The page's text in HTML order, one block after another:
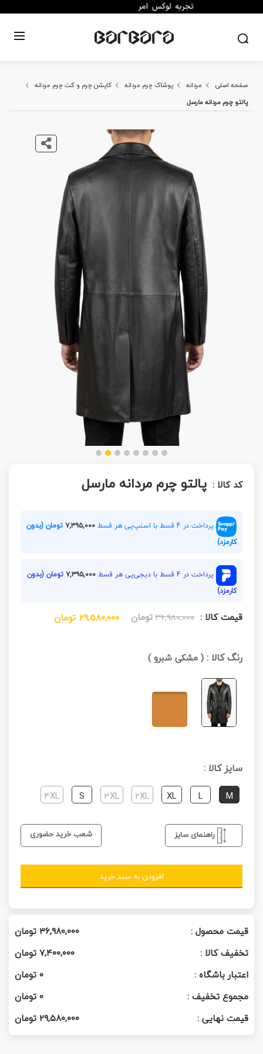
صفحه اصلی مردانه پوشاک چرم مردانه
کاپشن چرم و کت چرم مردانه
پالتو چرم مردانه مارسل
کد کالا : پالتو چرم مردانه مارسل
پرداخت در 4 قسط با اسنپ‌پی هر قسط ۷,۳۹۵,۰۰۰تومان (بدون
کارمزد)
پرداخت در 4 قسط با دیجی‌پی هر قسط ۷,۳۹۵,۰۰۰تومان (بدون
کارمزد)
قیمت کالا : ۳۶,۹۸۰,۰۰۰تومان ۲۹,۵۸۰,۰۰۰ تومان
رنگ کالا :(مشکی شبرو)
سایز کالا :
M
L
XL
2XL
3XL
S
4XL
راهنمای سایز شعب خرید حضوری
افزودن به سبد خرید
قیمت محصول : ۳۶,۹۸۰,۰۰۰تومان
تخفیف کالا :
۷,۴۰۰,۰۰۰تومان
اعتبار باشگاه :
0تومان
مجموع تخفیف :
0تومان
قیمت نهایی :
۲۹,۵۸۰,۰۰۰تومان